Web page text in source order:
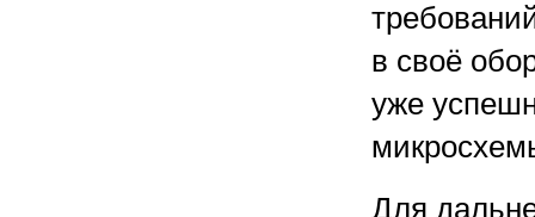
в своё
уже
Для